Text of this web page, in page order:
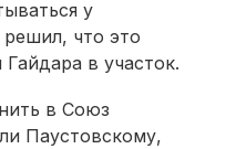
у
что это
в участок.
в Союз
Паустовскому,